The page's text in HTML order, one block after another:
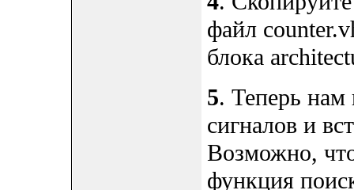
файл
блока
5. Теперь нам
сигналов и
Возможно,
функция